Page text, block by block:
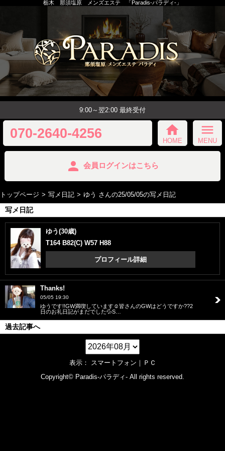
栃木 那須塩原 メンズエステ 「Paradis-パラディ-」
9:00～翌2:00 最終受付
070-2640-4256 home
HOME
menu
MENU
person 会員ログインはこちら
トップページ 写メ日記 ゆう さんの25/05/05の写メ日記
写メ日記
ゆう(30歳)
T164 B82(C) W57 H88
プロフィール詳細
Thanks!
05/05 19:30
ゆうです!!GW満喫しています☺皆さんのGWはどうですか??2
日のお礼日記がまだでした💦S…
過去記事へ
表示： スマートフォン｜ ＰＣ
Copyright© Paradis-パラディ- All rights reserved.